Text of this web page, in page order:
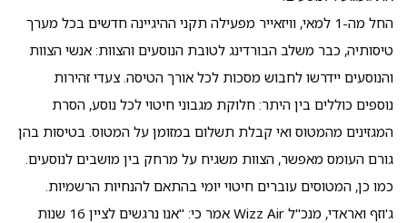
החל מה-1 למאי, וויזאייר מפעילה תקני ההיגיינה חדשים בכל מערך
טיסותיה, כבר משלב הבורדינג לטובת הנוסעים והצוות: אנשי הצוות
והנוסעים יידרשו לחבוש מסכות לכל אורך הטיסה. צעדי זהירות
נוספים כוללים בין היתר: חלוקת מגבוני חיטוי לכל נוסע, הסרת
המגזינים מהמטוס ואי קבלת תשלום במזומן על המטוס. בטיסות בהן
גורם העומס מאפשר, הצוות משגיח על מרחק בין מושבים לנוסעים.
כמו כן, המטוסים עוברים חיטוי יומי בהתאם להנחיות הרשמיות.
ג'וזף ואראדי, מנכ"ל Wizz Air אמר כי: "אנו נרגשים לציין 16 שנות